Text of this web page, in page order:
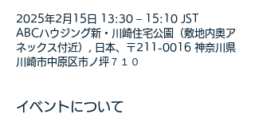
2025年2月15日 13:30 – 15:10 JST
ABCハウジング新・川崎住宅公園（敷地内奥ア
ネックス付近）, 日本、〒211-0016 神奈川県
川崎市中原区市ノ坪７１０
イベントについて